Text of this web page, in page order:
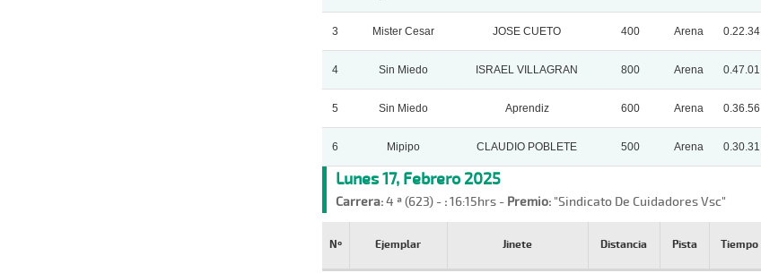
3 Mister Cesar JOSE CUETO 400 Arena 0.22.34
4 Sin Miedo ISRAEL VILLAGRAN 800 Arena 0.47.01
5 Sin Miedo Aprendiz 600 Arena 0.36.56
6 Mipipo CLAUDIO POBLETE 500 Arena 0.30.31
Lunes 17, Febrero 2025
Carrera:4 ª (623) - :16:15hrs - Premio:"Sindicato De Cuidadores Vsc"
Nº Ejemplar Jinete Distancia Pista Tiempo